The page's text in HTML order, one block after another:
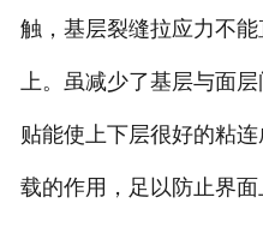
触，基层裂缝拉应力不
上。虽减少了基层与面
贴能使上下层很好的粘
载的作用，足以防止界